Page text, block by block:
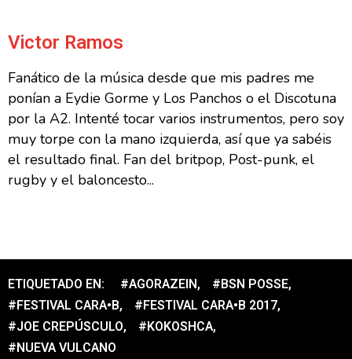
Victor Ramos
Fanático de la música desde que mis padres me
ponían a Eydie Gorme y Los Panchos o el Discotuna
por la A2. Intenté tocar varios instrumentos, pero soy
muy torpe con la mano izquierda, así que ya sabéis
el resultado final. Fan del britpop, Post-punk, el
rugby y el baloncesto...
ETIQUETADO EN: #AGORAZEIN, #BSN POSSE,
#FESTIVAL CARA•B, #FESTIVAL CARA•B 2017,
#JOE CREPÚSCULO, #KOKOSHCA,
#NUEVA VULCANO